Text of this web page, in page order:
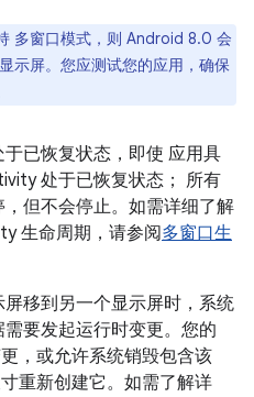
多窗口模式，则 Android 8.0 会
示屏。您应测试您的应用，确保
已恢复状态，即使 应用具
处于已恢复状态； 所有
但不会停止。如需详细了解
生命周期，请参阅多窗口生
移到另一个显示屏时，系统
要发起运行时变更。您的
，或允许系统销毁包含该
重新创建它。如需了解详